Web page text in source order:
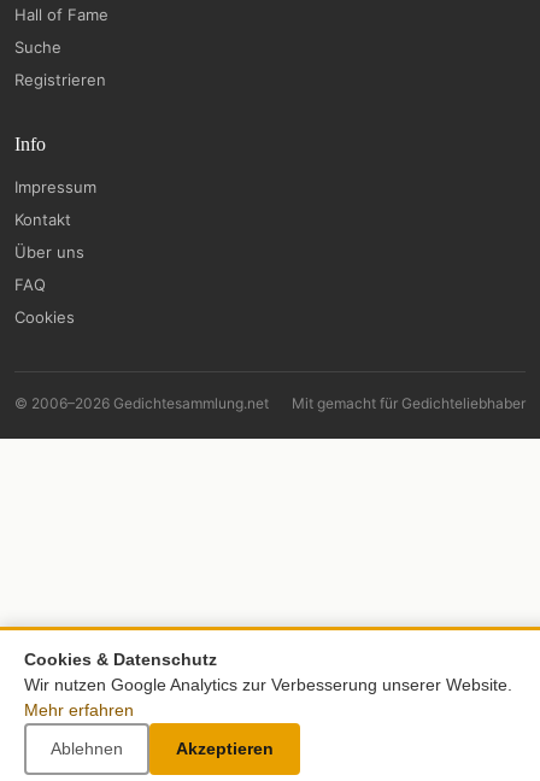
Hall of Fame
Suche
Registrieren
Info
Impressum
Kontakt
Über uns
FAQ
Cookies
© 2006–2026 Gedichtesammlung.net Mit gemacht für Gedichteliebhaber
Cookies & Datenschutz
Wir nutzen Google Analytics zur Verbesserung unserer Website.
Mehr erfahren
Ablehnen
Akzeptieren